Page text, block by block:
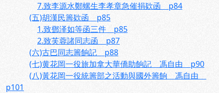
7.致李源水鄭螺生李孝章急催捐欵函 p84
(五)胡漢民籌欵函 p85
1.致鄧泽如等函三件 p85
2.致芙蓉諸同志函 p87
(六)古巴同志籌餉記 p88
(七)黄花岡一役旅加拿大華僑助餉記 馮自由 p90
(八)黃花岡一役統籌部之活動與國外籌餉 馮自由
p101